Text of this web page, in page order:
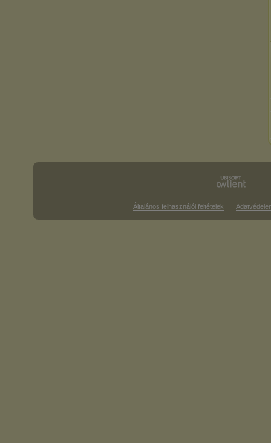
Általános felhasználói feltételek